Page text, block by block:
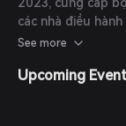
các nhà điều
về các biện pháp
toàn diện.
See more
Upcoming